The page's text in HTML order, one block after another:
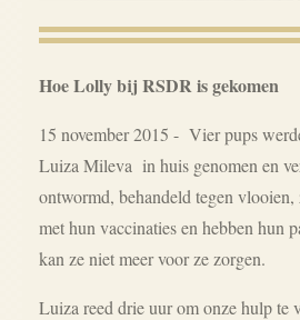
Hoe Lolly bij RSDR is gekomen
15 november 2015 - Vier pups
Luiza Mileva in huis genomen en
ontwormd, behandeld tegen
met hun vaccinaties en hebben hun
kan ze niet meer voor ze zorgen.
Luiza reed drie uur om onze hulp te